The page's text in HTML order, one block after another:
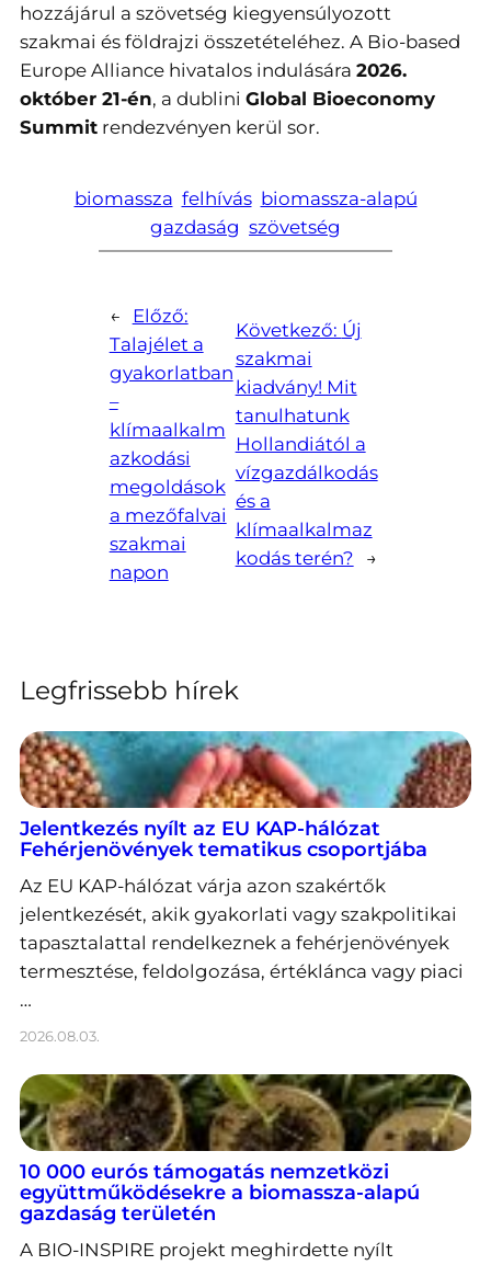
hozzájárul a szövetség kiegyensúlyozott
szakmai és földrajzi összetételéhez. A Bio-based
Europe Alliance hivatalos indulására 2026.
október 21-én, a dublini Global Bioeconomy
Summit rendezvényen kerül sor.
biomassza felhívás biomassza-alapú
gazdaság szövetség
←
Előző:
Talajélet a
gyakorlatban
–
klímaalkalm
azkodási
megoldások
a mezőfalvai
szakmai
napon
Következő: Új
szakmai
kiadvány! Mit
tanulhatunk
Hollandiától a
vízgazdálkodás
és a
klímaalkalmaz
kodás terén?
→
Legfrissebb hírek
Jelentkezés nyílt az EU KAP-hálózat
Fehérjenövények tematikus csoportjába
Az EU KAP-hálózat várja azon szakértők
jelentkezését, akik gyakorlati vagy szakpolitikai
tapasztalattal rendelkeznek a fehérjenövények
termesztése, feldolgozása, értéklánca vagy piaci
…
2026.08.03.
10 000 eurós támogatás nemzetközi
együttműködésekre a biomassza-alapú
gazdaság területén
A BIO-INSPIRE projekt meghirdette nyílt